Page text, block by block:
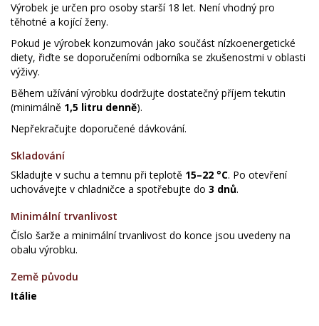
Výrobek je určen pro osoby starší 18 let. Není vhodný pro
těhotné a kojící ženy.
Pokud je výrobek konzumován jako součást nízkoenergetické
diety, řiďte se doporučeními odborníka se zkušenostmi v oblasti
výživy.
Během užívání výrobku dodržujte dostatečný příjem tekutin
(minimálně 1,5 litru denně).
Nepřekračujte doporučené dávkování.
Skladování
Skladujte v suchu a temnu při teplotě 15–22 °C. Po otevření
uchovávejte v chladničce a spotřebujte do 3 dnů.
Minimální trvanlivost
Číslo šarže a minimální trvanlivost do konce jsou uvedeny na
obalu výrobku.
Země původu
Itálie